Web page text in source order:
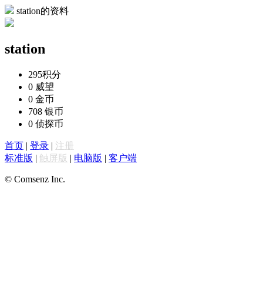
station的资料
station
295积分
0 威望
0 金币
708 银币
0 侦探币
首页 | 登录 | 注册
标准版 | 触屏版 | 电脑版 | 客户端
© Comsenz Inc.